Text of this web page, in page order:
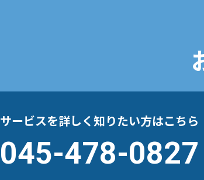
サービスを詳しく知りたい方はこちら
045-478-0827